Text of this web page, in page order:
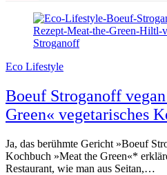
Eco Lifestyle
Boeuf Stroganoff
Green« vegetarisches
Ja, das berühmte Gericht »Boeuf
Kochbuch »Meat the Green«*
Restaurant, wie man aus Seitan,…